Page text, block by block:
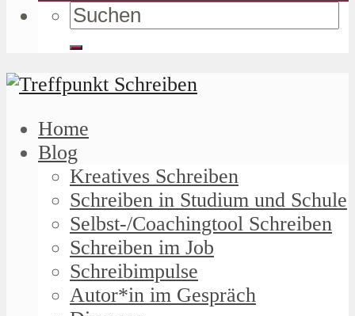
Home
Blog
Kreatives Schreiben
Schreiben in Studium und Schule
Selbst-/Coachingtool Schreiben
Schreiben im Job
Schreibimpulse
Autor*in im Gespräch